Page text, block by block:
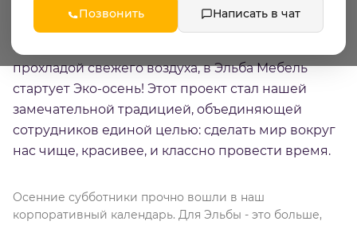
Уже четвертый год подряд, как только новый
сезон одаривает нас золотом листвы и
прохладой свежего воздуха, в Эльба Мебель
стартует Эко-осень! Этот проект стал нашей
замечательной традицией, объединяющей
сотрудников единой целью: сделать мир вокруг
нас чище, красивее, и классно провести время.
Осенние субботники прочно вошли в наш
корпоративный календарь. Для Эльбы - это больше,
Позвонить Написать в чат